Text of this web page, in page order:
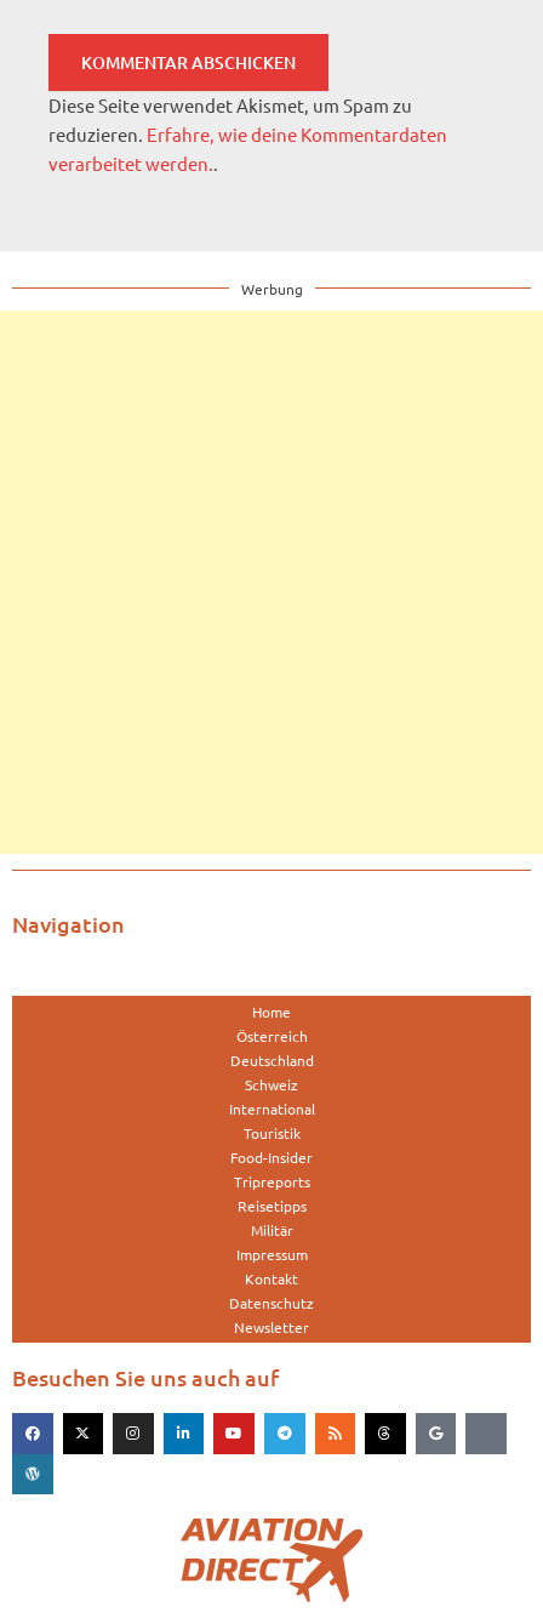
Diese Seite verwendet Akismet, um Spam zu
reduzieren. Erfahre, wie deine Kommentardaten
verarbeitet werden..
Werbung
Navigation
Home
Österreich
Deutschland
Schweiz
International
Touristik
Food-Insider
Tripreports
Reisetipps
Militär
Impressum
Kontakt
Datenschutz
Newsletter
Besuchen Sie uns auch auf